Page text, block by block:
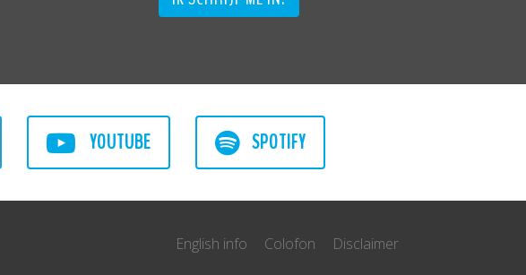
YOUTUBE SPOTIFY
English info Colofon Disclaimer